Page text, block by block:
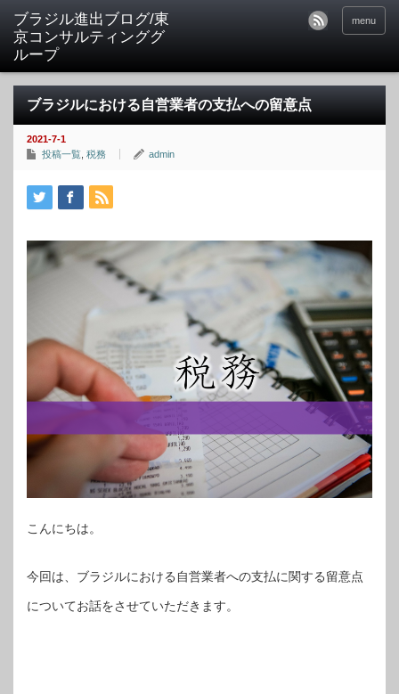
ブラジル進出ブログ/東
京コンサルティンググ
ループ
menu
ブラジルにおける自営業者の支払への留意点
2021-7-1
投稿一覧 税務 admin
こんにちは。
今回は、ブラジルにおける自営業者への支払に関する留意点
についてお話をさせていただきます。